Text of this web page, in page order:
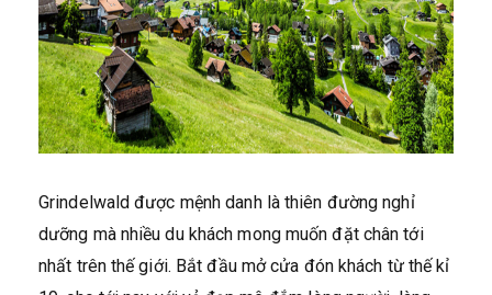
Grindelwald được mệnh danh là thiên đường nghỉ
dưỡng mà nhiều du khách mong muốn đặt chân tới
nhất trên thế giới. Bắt đầu mở cửa đón khách từ thế kỉ